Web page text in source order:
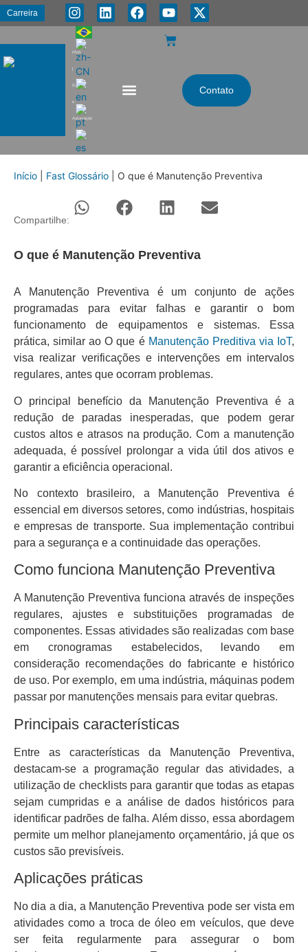
Carreira
PMA
|
Energia
e
Automação
Contato
Início Fast Glossário O que é Manutenção Preventiva
Compartilhe:
O que é Manutenção Preventiva
A Manutenção Preventiva é um conjunto de ações
programadas para evitar falhas e garantir o bom
funcionamento de equipamentos e sistemas. Essa
prática, similar ao O que é Manutenção Preditiva via IoT,
visa realizar verificações e intervenções em intervalos
regulares, antes que ocorram problemas.
O principal benefício da Manutenção Preventiva é a
redução de paradas inesperadas, que podem gerar
custos altos e atrasos na produção. Com a manutenção
adequada, é possível prolongar a vida útil dos ativos e
garantir a eficiência operacional.
No contexto brasileiro, a Manutenção Preventiva é
essencial em diversos setores, como indústrias, hospitais
e empresas de transporte. Sua implementação contribui
para a segurança e a continuidade das operações.
Como funciona Manutenção Preventiva
A Manutenção Preventiva funciona através de inspeções
regulares, ajustes e substituições programadas de
componentes. Essas atividades são realizadas com base
em cronogramas estabelecidos, levando em
consideração recomendações do fabricante e histórico
de uso. Por exemplo, em uma indústria, máquinas podem
passar por manutenções mensais para evitar quebras.
Principais características
Entre as características da Manutenção Preventiva,
destacam-se a programação regular das atividades, a
utilização de checklists para garantir que todas as etapas
sejam cumpridas e a análise de dados históricos para
identificar padrões de falha. Além disso, essa abordagem
permite um melhor planejamento orçamentário, já que os
custos são previsíveis.
Aplicações práticas
No dia a dia, a Manutenção Preventiva pode ser vista em
atividades como a troca de óleo em veículos, que deve
ser feita regularmente para assegurar o bom